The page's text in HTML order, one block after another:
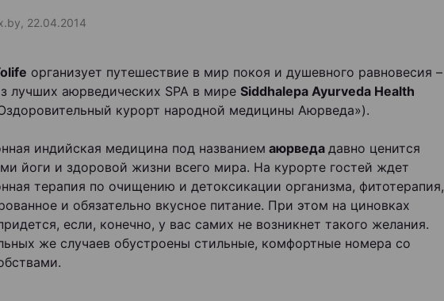
22.04.2014
организует путешествие в мир покоя и душевного равновесия –
лучших аюрведических SPA в мире Siddhalepa Ayurveda Health
курорт народной медицины Аюрведа»).
индийская медицина под названием аюрведа давно ценится
йоги и здоровой жизни всего мира. На курорте гостей ждет
терапия по очищению и детоксикации организма, фитотерапия,
и обязательно вкусное питание. При этом на циновках
если, конечно, у вас самих не возникнет такого желания.
же случаев обустроены стильные, комфортные номера со